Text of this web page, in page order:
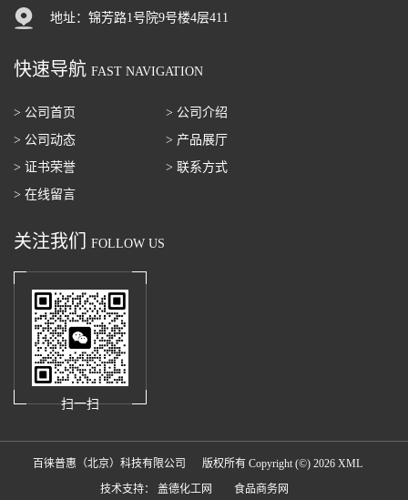
地址：锦芳路1号院9号楼4层411
快速导航 FAST NAVIGATION
> 公司首页
> 公司介绍
> 公司动态
> 产品展厅
> 证书荣誉
> 联系方式
> 在线留言
关注我们 FOLLOW US
扫一扫
百徕普惠（北京）科技有限公司 版权所有 Copyright (©) 2026 XML
技术支持： 盖德化工网 食品商务网